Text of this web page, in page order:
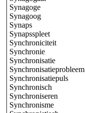
Synagoge
Synagoog
Synaps
Synapsspleet
Synchroniciteit
Synchronie
Synchronisatie
Synchronisatieprobleem
Synchronisatiepuls
Synchronisch
Synchroniseren
Synchronisme